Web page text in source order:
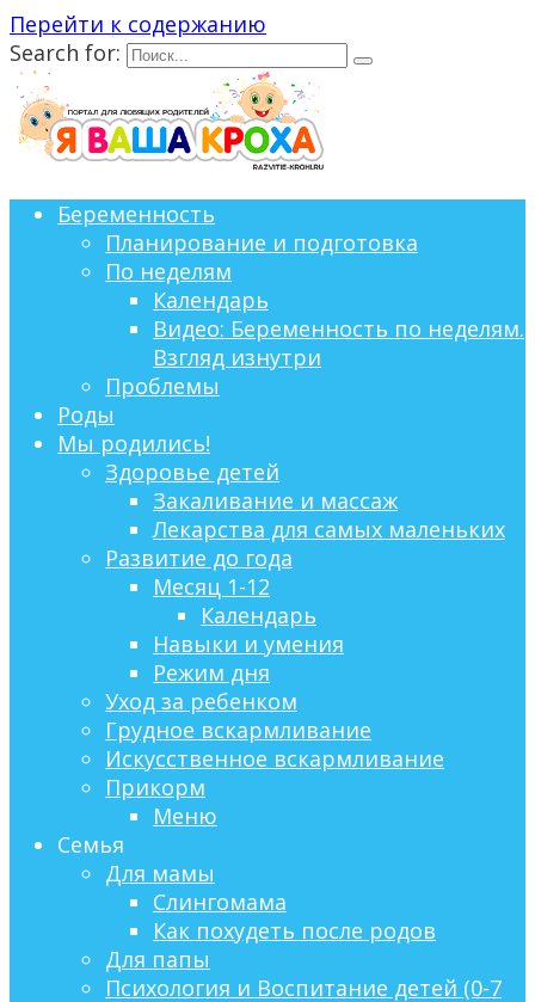
Перейти к содержанию
Search for:
Беременность
Планирование и подготовка
По неделям
Календарь
Видео: Беременность по неделям.
Взгляд изнутри
Проблемы
Роды
Мы родились!
Здоровье детей
Закаливание и массаж
Лекарства для самых маленьких
Развитие до года
Месяц 1-12
Календарь
Навыки и умения
Режим дня
Уход за ребенком
Грудное вскармливание
Искусственное вскармливание
Прикорм
Меню
Семья
Для мамы
Слингомама
Как похудеть после родов
Для папы
Психология и Воспитание детей (0-7